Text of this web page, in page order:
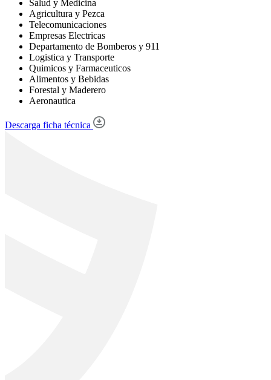
Salud y Medicina
Agricultura y Pezca
Telecomunicaciones
Empresas Electricas
Departamento de Bomberos y 911
Logistica y Transporte
Quimicos y Farmaceuticos
Alimentos y Bebidas
Forestal y Maderero
Aeronautica
Descarga ficha técnica